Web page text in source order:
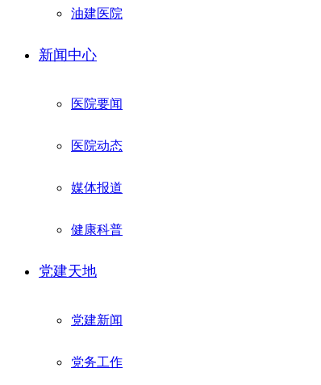
油建医院
新闻中心
医院要闻
医院动态
媒体报道
健康科普
党建天地
党建新闻
党务工作